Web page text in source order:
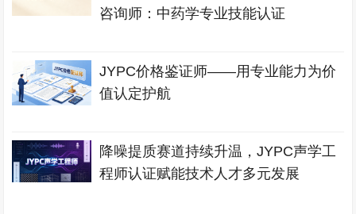
咨询师：中药学专业技能认证
JYPC价格鉴证师——用专业能力为价
值认定护航
降噪提质赛道持续升温，JYPC声学工
程师认证赋能技术人才多元发展